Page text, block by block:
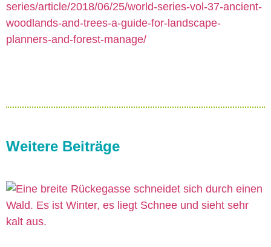
series/article/2018/06/25/world-series-vol-37-ancient-
woodlands-and-trees-a-guide-for-landscape-
planners-and-forest-manage/
Weitere Beiträge